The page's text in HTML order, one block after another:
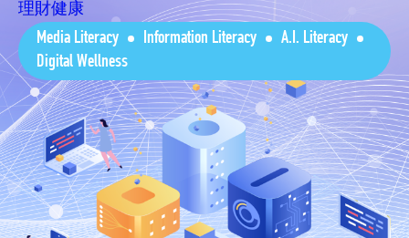
理財健康
Media Literacy Information Literacy
A.I. Literacy
Digital Wellness